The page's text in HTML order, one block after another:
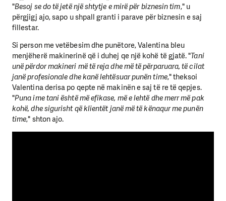
"Besoj se do të jetë një shtytje e mirë për biznesin tim," u
përgjigj ajo, sapo u shpall granti i parave për biznesin e saj
fillestar.
Si person me vetëbesim dhe punëtore, Valentina bleu
menjëherë makinerinë që i duhej qe një kohë të gjatë. "Tani
unë përdor makineri më të reja dhe më të përparuara, të cilat
janë profesionale dhe kanë lehtësuar punën time," theksoi
Valentina derisa po qepte në makinën e saj të re të qepjes.
"Puna ime tani është më efikase, më e lehtë dhe merr më pak
kohë, dhe sigurisht që klientët janë më të kënaqur me punën
time," shton ajo.